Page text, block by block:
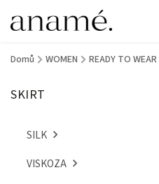
Domů / WOMEN / READY TO WEAR
SKIRT
SILK
VISKOZA